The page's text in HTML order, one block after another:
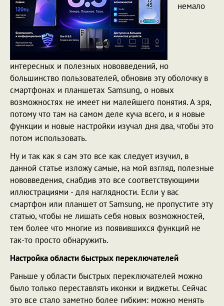
немало
интересных и полезных нововведений, но
большинство пользователей, обновив эту оболочку в
смартфонах и планшетах Samsung, о новых
возможностях не имеет ни малейшего понятия. А зря,
потому что там на самом деле куча всего, и я новые
функции и новые настройки изучал дня два, чтобы это
потом использовать.
Ну и так как я сам это все как следует изучил, в
данной статье изложу самые, на мой взгляд, полезные
нововведения, снабдив это все соответствующими
иллюстрациями - для наглядности. Если у вас
смартфон или планшет от Samsung, не пропустите эту
статью, чтобы не лишать себя новых возможностей,
тем более что многие из появившихся функций не
так-то просто обнаружить.
Настройка области быстрых переключателей
Раньше у области быстрых переключателей можно
было только переставлять иконки и виджеты. Сейчас
это все стало заметно более гибким: можно менять